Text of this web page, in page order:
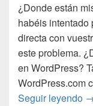
¿Donde están
habéis intentado
directa con
este problema.
en WordPress?
WordPress.com
Seguir leyendo